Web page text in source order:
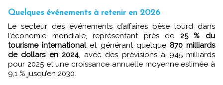
Quelques événements à retenir en 2026
Le secteur des événements d’affaires pèse lourd dans
l’économie mondiale, représentant près de 25 % du
tourisme internationalet générant quelque 870 milliards
de dollars en 2024 , avec des prévisions à 945 milliards
pour 2025 et une croissance annuelle moyenne estimée à
9,1 % jusqu’en 2030.